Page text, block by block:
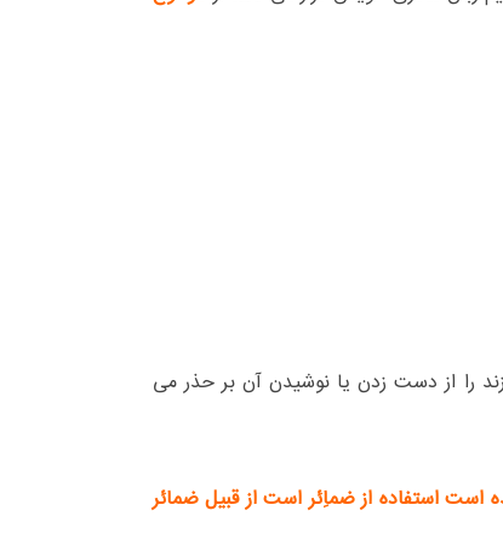
را از دست زدن یا نوشیدن آن بر حذر می
استفاده از ضماِئر است از قبیل ضمائر